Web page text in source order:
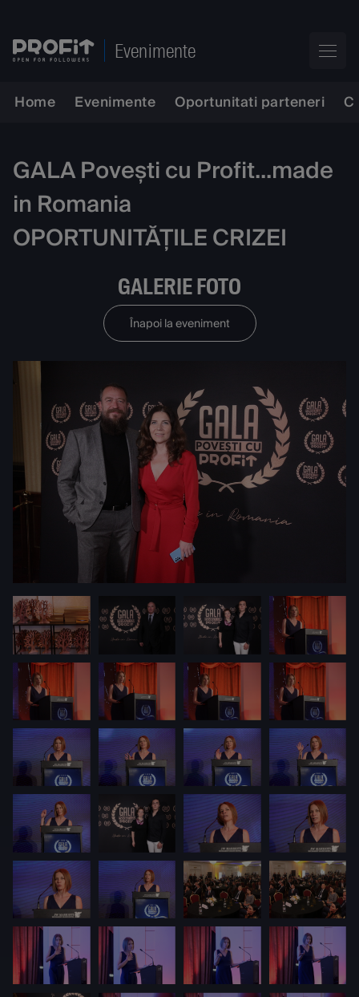
Evenimente
Home Evenimente Oportunitati parteneri
GALA Povești cu Profit...made
in Romania
OPORTUNITĂȚILE CRIZEI
GALERIE FOTO
Înapoi la eveniment